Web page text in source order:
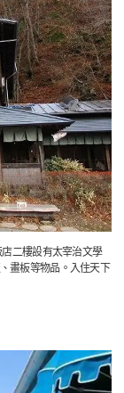
二樓設有太宰治文學
畫板等物品。入住天下